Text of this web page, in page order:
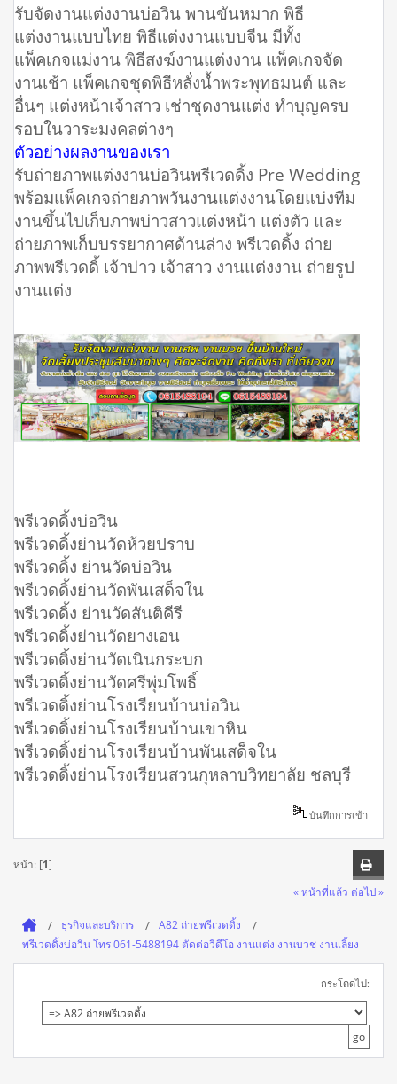
รับจัดงานแต่งงานบ่อวิน พานขันหมาก พิธี
แต่งงานแบบไทย พิธีแต่งงานแบบจีน มีทั้ง
แพ็คเกจแม่งาน พิธีสงฆ์งานแต่งงาน แพ็คเกจจัด
งานเช้า แพ็คเกจชุดพิธีหลั่งน้ำพระพุทธมนต์ และ
อื่นๆ แต่งหน้าเจ้าสาว เช่าชุดงานแต่ง ทำบุญครบ
รอบในวาระมงคลต่างๆ
ตัวอย่างผลงานของเรา
รับถ่ายภาพแต่งงานบ่อวินพรีเวดดิ้ง Pre Wedding
พร้อมแพ็คเกจถ่ายภาพวันงานแต่งงานโดยแบ่งทีม
งานขึ้นไปเก็บภาพบ่าวสาวแต่งหน้า แต่งตัว และ
ถ่ายภาพเก็บบรรยากาศด้านล่าง พรีเวดดิ้ง ถ่าย
ภาพพรีเวดดิ้ เจ้าบ่าว เจ้าสาว งานแต่งงาน ถ่ายรูป
งานแต่ง
พรีเวดดิ้งบ่อวิน
พรีเวดดิ้งย่านวัดห้วยปราบ
พรีเวดดิ้ง ย่านวัดบ่อวิน
พรีเวดดิ้งย่านวัดพันเสด็จใน
พรีเวดดิ้ง ย่านวัดสันติคีรี
พรีเวดดิ้งย่านวัดยางเอน
พรีเวดดิ้งย่านวัดเนินกระบก
พรีเวดดิ้งย่านวัดศรีพุ่มโพธิ์
พรีเวดดิ้งย่านโรงเรียนบ้านบ่อวิน
พรีเวดดิ้งย่านโรงเรียนบ้านเขาหิน
พรีเวดดิ้งย่านโรงเรียนบ้านพันเสด็จใน
พรีเวดดิ้งย่านโรงเรียนสวนกุหลาบวิทยาลัย ชลบุรี
บันทึกการเข้า
หน้า: [1]
« หน้าที่แล้ว ต่อไป »
ธุรกิจและบริการ
A82 ถ่ายพรีเวดดิ้ง
พรีเวดดิ้งบ่อวิน โทร 061-5488194 ตัดต่อวีดีโอ งานแต่ง งานบวช งานเลี้ยง
กระโดดไป: